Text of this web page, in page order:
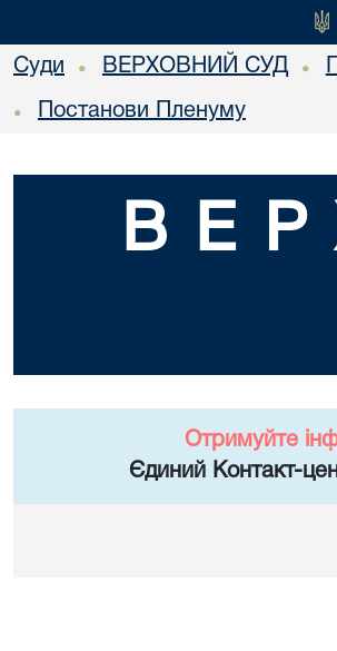
Суди • ВЕРХОВНИЙ СУД •
• Постанови Пленуму
Отримуйте
Єдиний Контакт-